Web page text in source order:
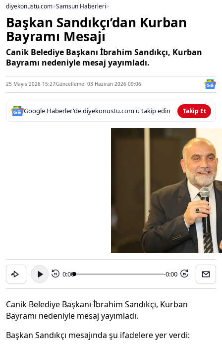
diyekonustu.com>Samsun Haberleri>
Başkan Sandıkçı’dan Kurban
Bayramı Mesajı
Canik Belediye Başkanı İbrahim Sandıkçı, Kurban
Bayramı nedeniyle mesaj yayımladı.
25 Mayıs 2026 15:27Güncelleme: 03 Haziran 2026 09:06
Google Haberler'de diyekonustu.com'u takip edin Takip Et
15 0:00 -0:00 15
Canik Belediye Başkanı İbrahim Sandıkçı, Kurban
Bayramı nedeniyle mesaj yayımladı.
Başkan Sandıkçı mesajında şu ifadelere yer verdi: